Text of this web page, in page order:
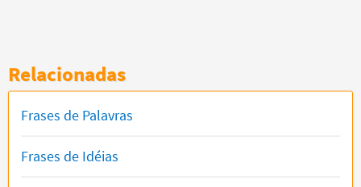
Relacionadas
Frases de Palavras
Frases de Idéias